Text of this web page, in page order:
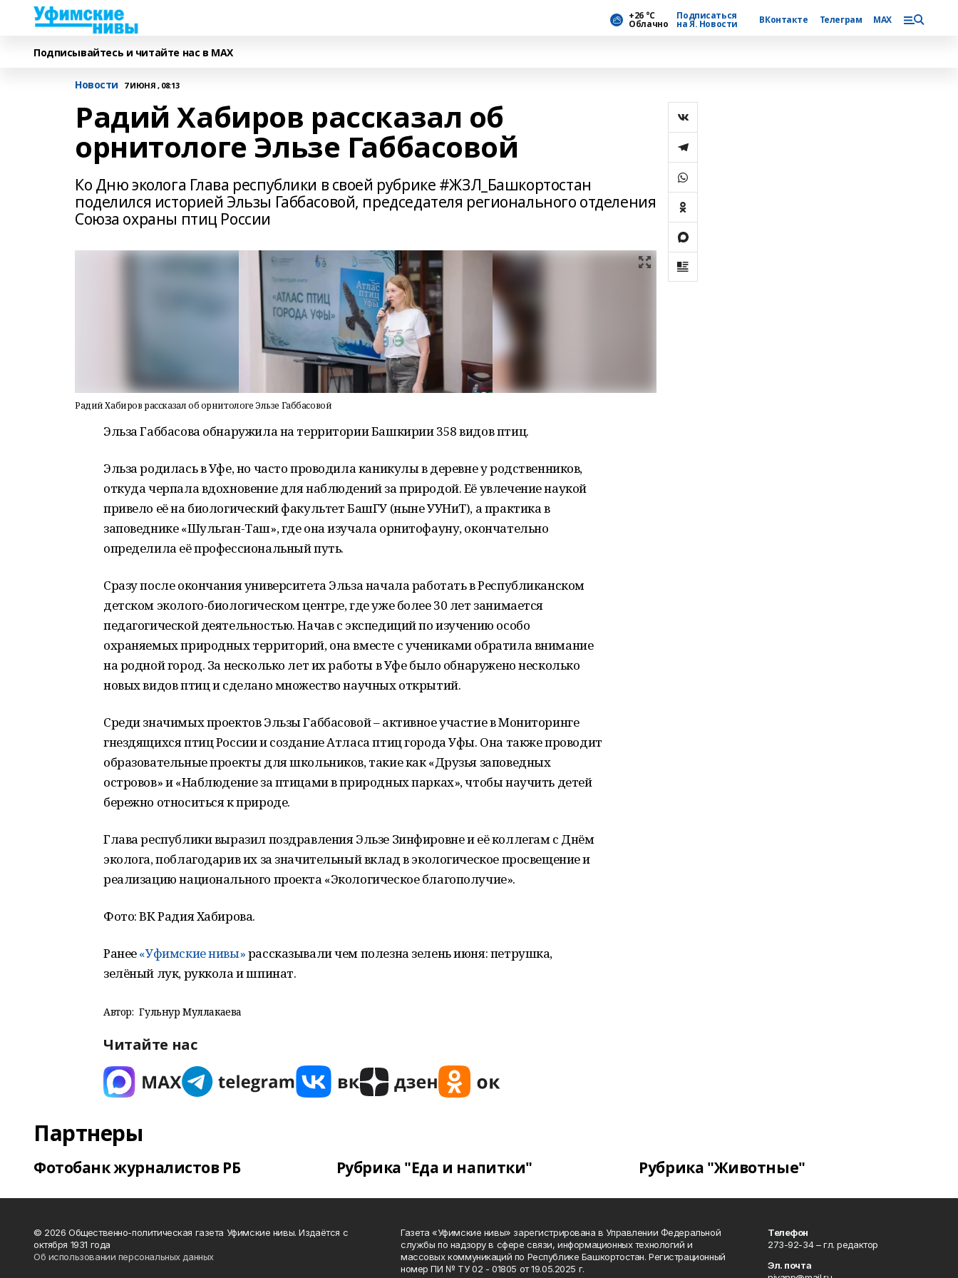
+26 °С
Облачно
Подписаться
на Я. Новости ВКонтакте Телеграм MAX
Подписывайтесь и читайте нас в MAX
Новости 7 ИЮНЯ , 08:13
Радий Хабиров рассказал об
орнитологе Эльзе Габбасовой
Ко Дню эколога Глава республики в своей рубрике #ЖЗЛ_Башкортостан
поделился историей Эльзы Габбасовой, председателя регионального отделения
Союза охраны птиц России
Радий Хабиров рассказал об орнитологе Эльзе Габбасовой
Эльза Габбасова обнаружила на территории Башкирии 358 видов птиц.
Эльза родилась в Уфе, но часто проводила каникулы в деревне у родственников,
откуда черпала вдохновение для наблюдений за природой. Её увлечение наукой
привело её на биологический факультет БашГУ (ныне УУНиТ), а практика в
заповеднике «Шульган-Таш», где она изучала орнитофауну, окончательно
определила её профессиональный путь.
Сразу после окончания университета Эльза начала работать в Республиканском
детском эколого-биологическом центре, где уже более 30 лет занимается
педагогической деятельностью. Начав с экспедиций по изучению особо
охраняемых природных территорий, она вместе с учениками обратила внимание
на родной город. За несколько лет их работы в Уфе было обнаружено несколько
новых видов птиц и сделано множество научных открытий.
Среди значимых проектов Эльзы Габбасовой – активное участие в Мониторинге
гнездящихся птиц России и создание Атласа птиц города Уфы. Она также проводит
образовательные проекты для школьников, такие как «Друзья заповедных
островов» и «Наблюдение за птицами в природных парках», чтобы научить детей
бережно относиться к природе.
Глава республики выразил поздравления Эльзе Зинфировне и её коллегам с Днём
эколога, поблагодарив их за значительный вклад в экологическое просвещение и
реализацию национального проекта «Экологическое благополучие».
Фото: ВК Радия Хабирова.
Ранее«Уфимские нивы»рассказывали чем полезна зелень июня: петрушка,
зелёный лук, руккола и шпинат.
Автор: Гульнур Муллакаева
Читайте нас
Партнеры
Фотобанк журналистов РБ Рубрика "Еда и напитки" Рубрика "Животные"
© 2026 Общественно-политическая газета Уфимские нивы. Издаётся с
октября 1931 года
Об использовании персональных данных
Газета «Уфимские нивы» зарегистрирована в Управлении Федеральной
службы по надзору в сфере связи, информационных технологий и
массовых коммуникаций по Республике Башкортостан. Регистрационный
номер ПИ № ТУ 02 - 01805 от 19.05.2025 г.
Телефон
273-92-34 – гл. редактор
Эл. почта